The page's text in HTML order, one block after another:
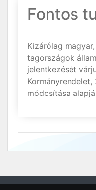
Fontos
Kizárólag
tagországok
jelentkezését
Kormányrendelet,
módosítása